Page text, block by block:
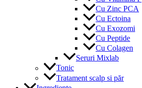
Cu Zinc PCA
Cu Ectoina
Cu Exozomi
Cu Peptide
Cu Colagen
Seruri Mixlab
Tonic
Tratament scalp si păr